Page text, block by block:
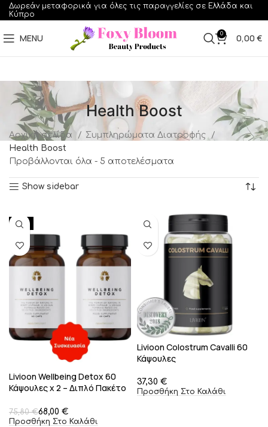
Δωρεάν μεταφορικά για όλες τις παραγγελίες σε Ελλάδα και
Κύπρο
MENU 0 0,00 €
Health Boost
Αρχική σελίδα
Συμπληρώματα Διατροφής
Health Boost
Προβάλλονται όλα - 5 αποτελέσματα
Show sidebar
-10%
Livioon Wellbeing Detox 60
Κάψουλες x 2 – Διπλό Πακέτο
75,80€68,00 €
Προσθήκη Στο Καλάθι
Livioon Colostrum Cavalli 60
Κάψουλες
€
Προσθήκη Στο Καλάθι